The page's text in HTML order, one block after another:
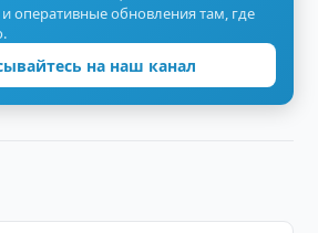
оперативные обновления там, где
на наш канал